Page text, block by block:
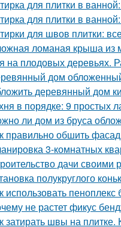
для плитки в
для плитки в
для швов плитки:
ломаная крыша из
на плодовых деревьях.
дом
деревянный дом
в порядке: 9 простых
ли дом из бруса
правильно обшить
3-комнатных
дачи своими
полукруглого
использовать
не растет фикус
затирать швы на плитке.